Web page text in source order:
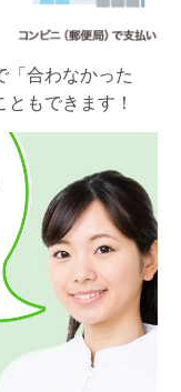
「合わなかった
もできます！